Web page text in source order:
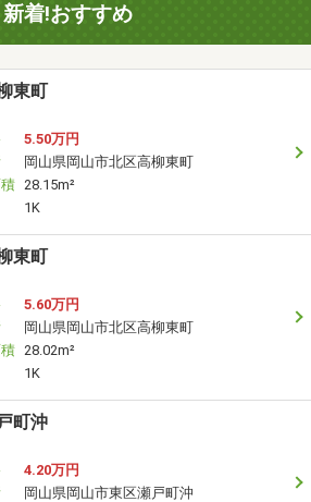
新着!おすすめ
東町
5.50万円
岡山県岡山市北区高柳東町
28.15m²
1K
東町
5.60万円
岡山県岡山市北区高柳東町
28.02m²
1K
町沖
4.20万円
岡山県岡山市東区瀬戸町沖